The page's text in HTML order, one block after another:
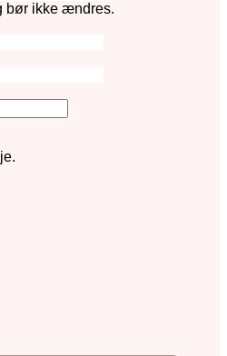
bør ikke ændres.